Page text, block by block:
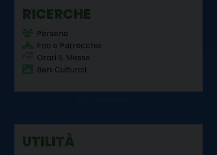
RICERCHE
Persone
Enti e Parrocchie
Orari S. Messe
Beni Culturali
UTILITÀ